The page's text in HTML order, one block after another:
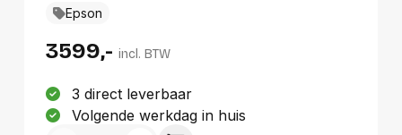
Levensduur van de lichtbron: 20000 uur,
(besparingsmodus): 30000 uur. Focus:
Diafragma (F-F): 1,5 - 1,7. Video kleurenmodi:
Bioscoop, DICOM-simulatiemodus,
Dynamisch, Multi-projection, Natuurlijk,
Epson
3599,- incl. BTW
3 direct leverbaar
Volgende werkdag in huis